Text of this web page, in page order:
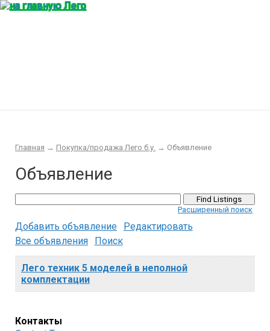
Главная → Покупка/продажа Лего б.у. → Объявление
Объявление
Расширенный поиск
Добавить объявление
Редактировать
Все объявления
Поиск
Лего техник 5 моделей в неполной
комплектации
Контакты